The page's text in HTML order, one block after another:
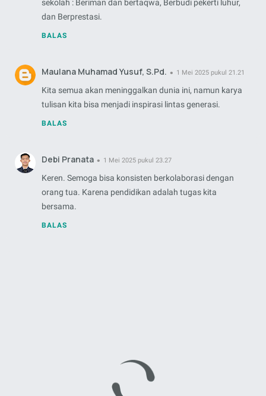
sekolah : Beriman dan bertaqwa, Berbudi pekerti luhur,
dan Berprestasi.
BALAS
Maulana Muhamad Yusuf, S.Pd. 1 Mei 2025 pukul 21.21
Kita semua akan meninggalkan dunia ini, namun karya
tulisan kita bisa menjadi inspirasi lintas generasi.
BALAS
Debi Pranata 1 Mei 2025 pukul 23.27
Keren. Semoga bisa konsisten berkolaborasi dengan
orang tua. Karena pendidikan adalah tugas kita
bersama.
BALAS